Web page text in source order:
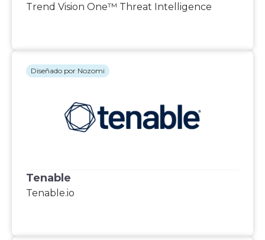
Trend Vision One™ Threat Intelligence
Tenable
Tenable.io
Diseñado por Nozomi